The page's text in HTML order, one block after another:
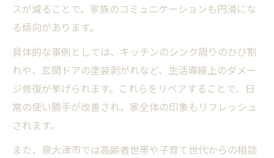
スが減ることで、家族のコミュニケーションも円滑にな
る傾向があります。
具体的な事例としては、キッチンのシンク周りのひび割
れや、玄関ドアの塗装剥がれなど、生活導線上のダメー
ジ修復が挙げられます。これらをリペアすることで、日
常の使い勝手が改善され、家全体の印象もリフレッシュ
されます。
また、泉大津市では高齢者世帯や子育て世代からの相談